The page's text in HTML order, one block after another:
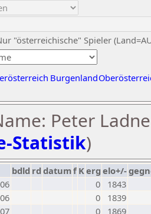
"österreichische" Spieler
Burgenland
Peter
Statistik)
bdld rd datumf Kerg elo+/-
0
1843
0
1839
0
1869